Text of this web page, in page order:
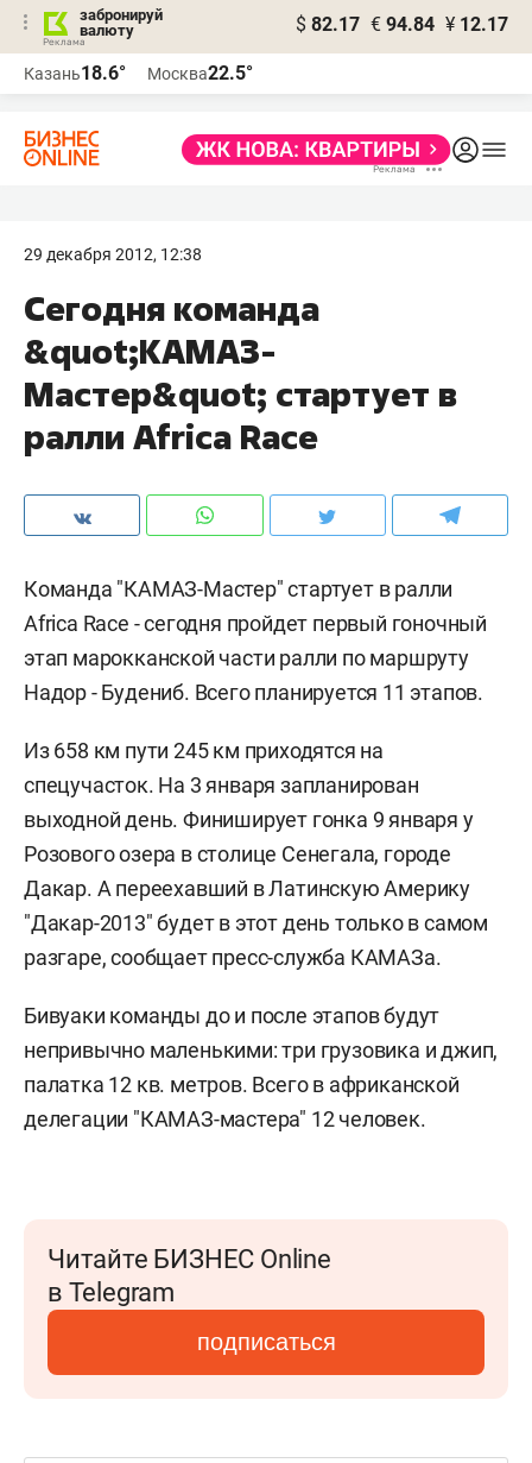
забронируй
валюту
$ 82.17 € 94.84 ¥ 12.17
Казань18.6° Москва22.5°
29 декабря 2012, 12:38
Сегодня команда
&quot;КАМАЗ-
Мастер&quot; стартует в
ралли Africa Race
Команда "КАМАЗ-Мастер" стартует в ралли
Africa Race - сегодня пройдет первый гоночный
этап марокканской части ралли по маршруту
Надор - Будениб. Всего планируется 11 этапов.
Из 658 км пути 245 км приходятся на
спецучасток. На 3 января запланирован
выходной день. Финиширует гонка 9 января у
Розового озера в столице Сенегала, городе
Дакар. А переехавший в Латинскую Америку
"Дакар-2013" будет в этот день только в самом
разгаре, сообщает пресс-служба КАМАЗа.
Бивуаки команды до и после этапов будут
непривычно маленькими: три грузовика и джип,
палатка 12 кв. метров. Всего в африканской
делегации "КАМАЗ-мастера" 12 человек.
Читайте БИЗНЕС Online
в Telegram
подписаться